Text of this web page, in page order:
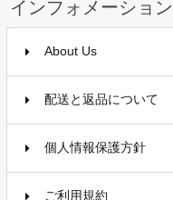
インフォメーション
About Us
配送と返品について
個人情報保護方針
ご利用規約